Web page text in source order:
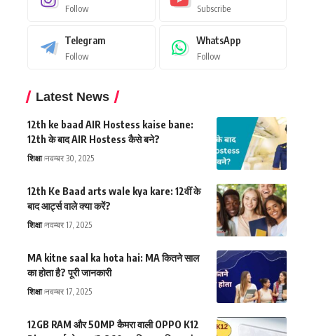
Follow Subscribe
Telegram
Follow
WhatsApp
Follow
Latest News
12th ke baad AIR Hostess kaise bane:
12th के बाद AIR Hostess कैसे बने?
शिक्षा नवम्बर 30, 2025
12th Ke Baad arts wale kya kare: 12वीं के
बाद आर्ट्स वाले क्या करें?
शिक्षा नवम्बर 17, 2025
MA kitne saal ka hota hai: MA कितने साल
का होता है? पूरी जानकारी
शिक्षा नवम्बर 17, 2025
12GB RAM और 50MP कैमरा वाली OPPO K12